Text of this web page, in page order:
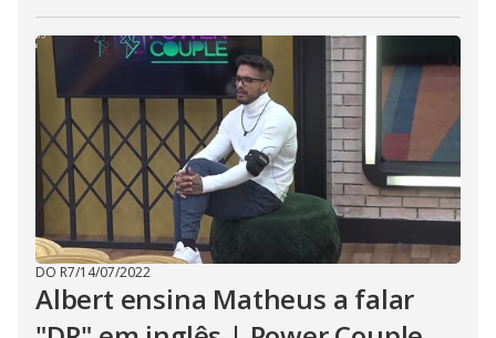
DO R7/14/07/2022
Albert ensina Matheus a falar